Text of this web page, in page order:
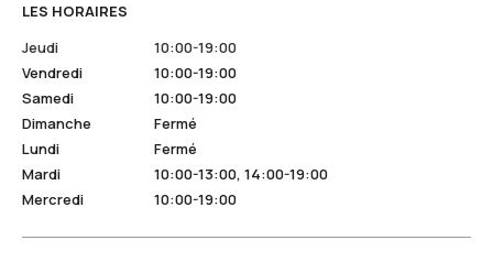
LES HORAIRES
Jeudi
10:00-19:00
Vendredi
10:00-19:00
Samedi
10:00-19:00
Dimanche
Fermé
Lundi
Fermé
Mardi
10:00-13:00, 14:00-19:00
Mercredi
10:00-19:00